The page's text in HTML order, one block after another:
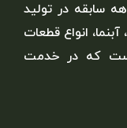
سابقه در تولید
انواع قطعات
است که در خدمت